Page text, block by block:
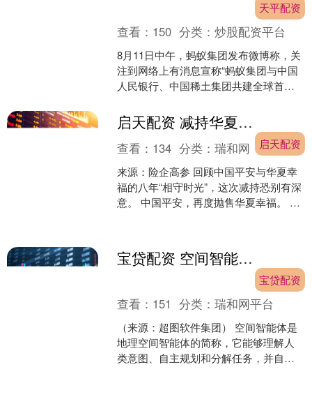
天平配资
查看： 150 分类：炒股配资平台
8月11日中午，蚂蚁集团发布微博称，关
注到网络上有消息宣称“蚂蚁集团与中国
人民银行、中国稀土集团共建全球首个
关注相关板块。 ....
启天配资 减持华夏幸福117亿股！13万亿中国平安投资版图的“进”与“退”
启天配资
查看： 134 分类：瑞和网
来源：险企高参 回顾中国平安与华夏幸
福的八年“相守时光”，这次减持恐别有深
意。 中国平安，再度抛售华夏幸福。 8
宝贷配资 空间智能体三阶进化，如何破局GIS交互与行业应用？
宝贷配资
查看： 151 分类：瑞和网平台
（来源：超图软件集团） 空间智能体是
地理空间智能体的简称，它能够理解人
类意图、自主规划和分解任务，并自动